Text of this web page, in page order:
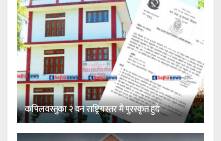
कपिलवस्तुका २ वन राष्ट्रियस्तर मै पुरस्कृत हुदै